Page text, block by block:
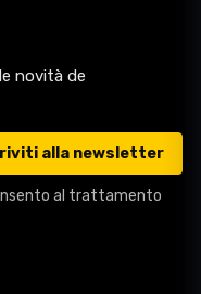
novità de
alla newsletter
al trattamento